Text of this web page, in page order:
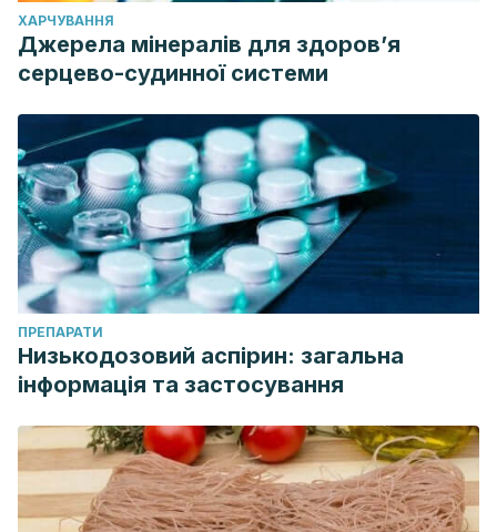
ХАРЧУВАННЯ
Джерела мінералів для здоров’я
серцево-судинної системи
ПРЕПАРАТИ
Низькодозовий аспірин: загальна
інформація та застосування